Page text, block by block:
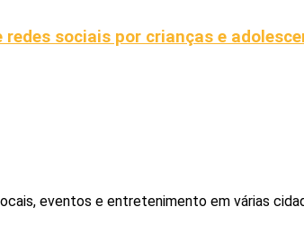
sociais por crianças e
eventos e entretenimento em várias